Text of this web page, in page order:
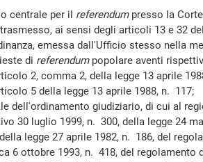
centrale per il referendumpresso la
ai sensi degli articoli 13 e 32
emessa dall'Ufficio stesso nella
di referendumpopolare aventi
2, comma 2, della legge 13 aprile
5 della legge 13 aprile 1988, n. 117;
giudiziario, di cui al
30 luglio 1999, n. 300, della legge 24
legge 27 aprile 1982, n. 186, del
6 ottobre 1993, n. 418, del regolamento